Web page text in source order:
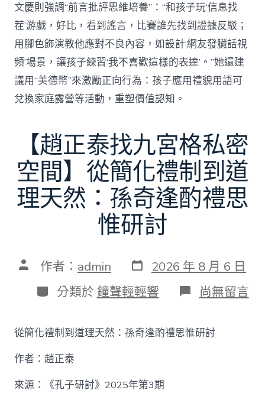
文慶則強調“前言批評思維培養”：“和孩子玩‘信息找
茬’游戲，好比，看到謠言，比賽誰先找到證據反駁；
用腳色飾演教他應對不良內容，如設計‘網友發臟話視
頻’場景，讓孩子練習‘我不喜歡這樣的表達’。”她還建
議用“美德幣”來激勵正向行為：孩子應用禮貌用語可
兌換家庭露營等活動，重塑價值認知。
【趙正泰找九宮格私密
空間】從簡化禮制到道
理天然：孫奇逢酌禮思
惟研討
文 作者： admin 發
表
日
期
2026 年 8 月 6 日
分
類
分類於 鐘聲輕輕響 在
〈【趙
泰
找
尚無留言
從簡化禮制到道理天然：孫奇逢酌禮思惟研討
作者：趙正泰
來源：《孔子研討》2025年第3期